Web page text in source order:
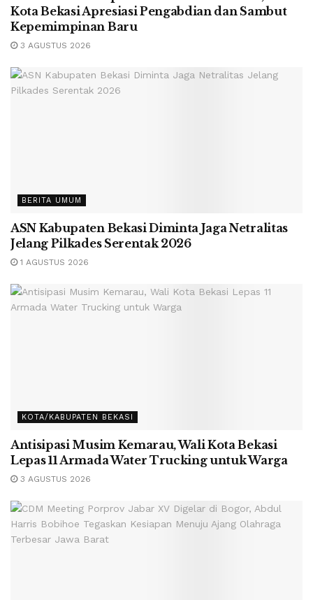
Kota Bekasi Apresiasi Pengabdian dan Sambut
Kepemimpinan Baru
3 AGUSTUS 2026
BERITA UMUM
ASN Kabupaten Bekasi Diminta Jaga Netralitas
Jelang Pilkades Serentak 2026
1 AGUSTUS 2026
KOTA/KABUPATEN BEKASI
Antisipasi Musim Kemarau, Wali Kota Bekasi
Lepas 11 Armada Water Trucking untuk Warga
3 AGUSTUS 2026